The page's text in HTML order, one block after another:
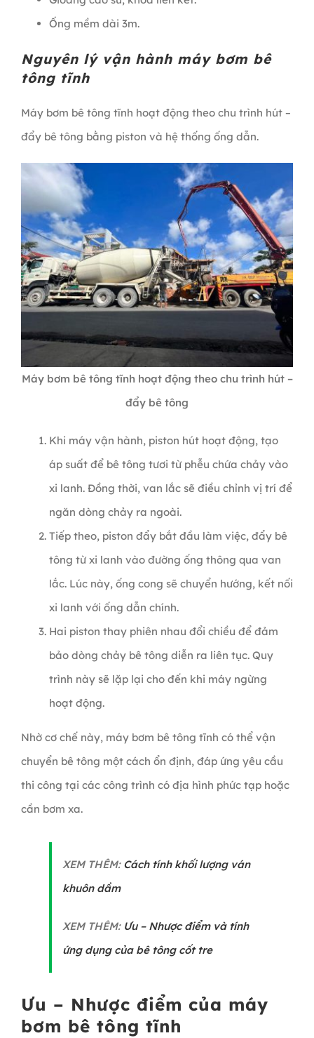
Ống mềm dài 3m.
Nguyên lý vận hành máy bơm bê
tông tĩnh
Máy bơm bê tông tĩnh hoạt động theo chu trình hút –
đẩy bê tông bằng piston và hệ thống ống dẫn.
Máy bơm bê tông tĩnh hoạt động theo chu trình hút –
đẩy bê tông
Khi máy vận hành, piston hút hoạt động, tạo
áp suất để bê tông tươi từ phễu chứa chảy vào
xi lanh. Đồng thời, van lắc sẽ điều chỉnh vị trí để
ngăn dòng chảy ra ngoài.
Tiếp theo, piston đẩy bắt đầu làm việc, đẩy bê
tông từ xi lanh vào đường ống thông qua van
lắc. Lúc này, ống cong sẽ chuyển hướng, kết nối
xi lanh với ống dẫn chính.
Hai piston thay phiên nhau đổi chiều để đảm
bảo dòng chảy bê tông diễn ra liên tục. Quy
trình này sẽ lặp lại cho đến khi máy ngừng
hoạt động.
Nhờ cơ chế này, máy bơm bê tông tĩnh có thể vận
chuyển bê tông một cách ổn định, đáp ứng yêu cầu
thi công tại các công trình có địa hình phức tạp hoặc
cần bơm xa.
XEM THÊM:Cách tính khối lượng ván
khuôn dầm
XEM THÊM: Ưu – Nhược điểm và tính
ứng dụng của bê tông cốt tre
Ưu – Nhược điểm của máy
bơm bê tông tĩnh